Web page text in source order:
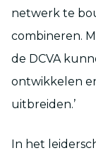
netwerk te
combineren.
de DCVA
ontwikkelen
uitbreiden.’
In het